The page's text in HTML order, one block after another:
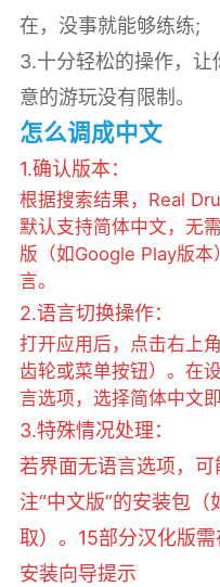
在，没事就能够练练;
3.十分轻松的操作，
意的游玩没有限制。
怎么调成中文
1.确认版本‌：
根据搜索结果，Real
默认支持简体中文，无
版（如Google Play版
言。
‌2.语言切换操作‌：
打开应用后，点击右上
齿轮或菜单按钮）。在
言选项‌，选择‌简体中文‌
3‌.特殊情况处理‌：
若界面无语言选项，
注“中文版”的安装包
取）。‌‌1‌‌5部分汉化版
安装向导提示